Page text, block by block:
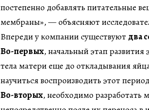
постепенно добавлять питательные
мембраны», — объясняют
Впереди у компании существуют два
Во-первых, начальный этап
тела матери еще до откладывания
научиться воспроизводить этот
Во-вторых, необходимо разработать